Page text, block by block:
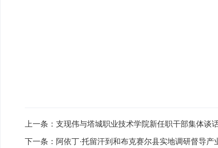
上一条： 支现伟与塔城职业技术学院新任职干部集体谈
下一条： 阿依丁·托留汗到和布克赛尔县实地调研督导